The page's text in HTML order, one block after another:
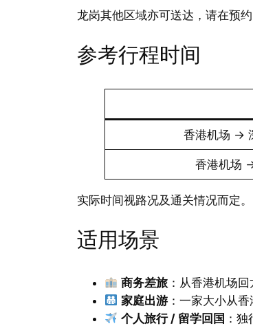
龙岗其他区域亦可送达，请在预约
参考行程时间
香港机场 →
香港机场
实际时间视路况及通关情况而定。
适用场景
商务差旅 ：从香港机场
家庭出游 ：一家大小从
个人旅行 / 留学回国 ：